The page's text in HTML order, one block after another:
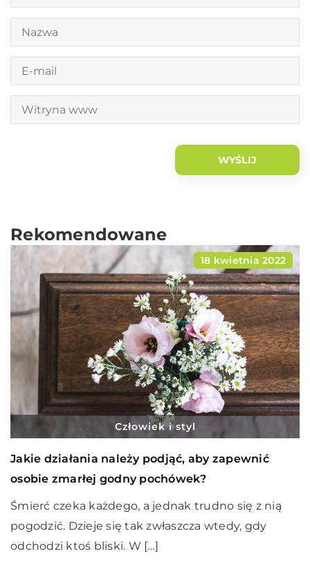
Rekomendowane
18 kwietnia 2022
Człowiek i styl
Jakie działania należy podjąć, aby zapewnić
osobie zmarłej godny pochówek?
Śmierć czeka każdego, a jednak trudno się z nią
pogodzić. Dzieje się tak zwłaszcza wtedy, gdy
odchodzi ktoś bliski. W […]